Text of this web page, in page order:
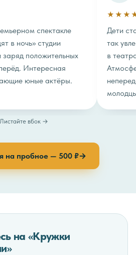
спектакле
в ночь» студии
положительных
Интересная
юные актёры.
Дети
так
в
Листайте вбок →
на пробное — 500 ₽→
на «Кружки